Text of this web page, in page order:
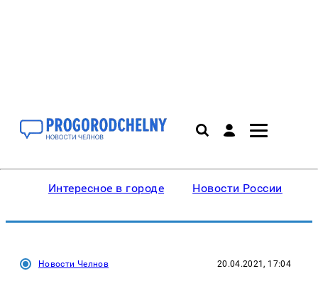
Интересное в городе Новости России
Новости Челнов 20.04.2021, 17:04